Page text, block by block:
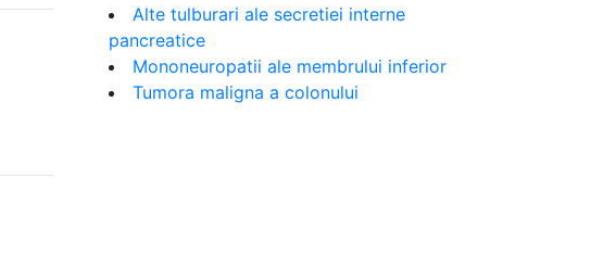
Alte tulburari ale secretiei interne
pancreatice
Mononeuropatii ale membrului inferior
Tumora maligna a colonului